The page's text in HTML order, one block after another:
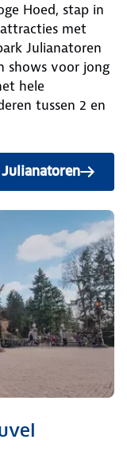
Hoed, stap in
met
Julianatoren
shows voor jong
hele
tussen 2 en